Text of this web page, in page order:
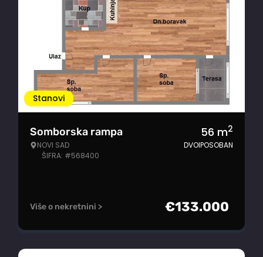
Stanovi
Somborska rampa
NOVI SAD
ŠIFRA: #568400
56 m2
DVOIPOSOBAN
Više o nekretnini > €133.000